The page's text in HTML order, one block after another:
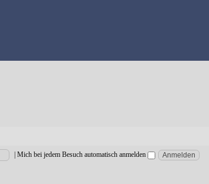
|Mich bei jedem Besuch automatisch anmelden